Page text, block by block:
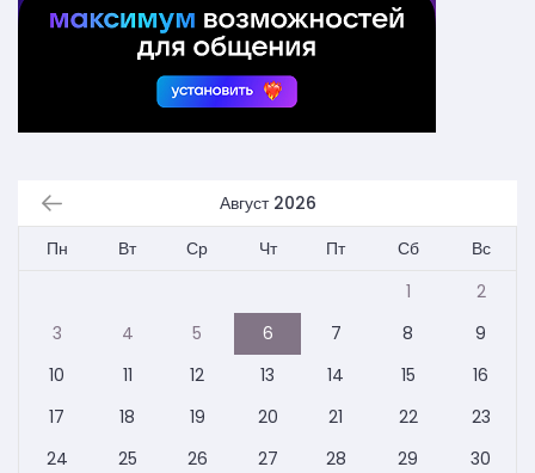
Август 2026
Пн
Вт Ср Чт Пт Сб
Вс
1
2
3
4 5 6 7 8
9
10
11 12 13 14 15
16
17
18 19 20 21 22
23
24
25 26 27 28 29
30